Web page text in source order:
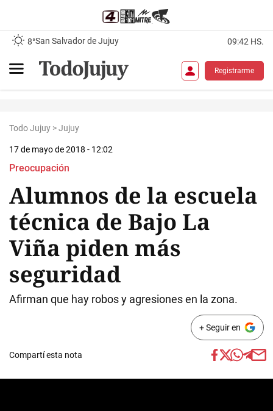
8°San Salvador de Jujuy 09:42 HS.
Registrarme
Todo Jujuy >Jujuy
17 de mayo de 2018 - 12:02
Preocupación
Alumnos de la escuela
técnica de Bajo La
Viña piden más
seguridad
Afirman que hay robos y agresiones en la zona.
+ Seguir en
Compartí esta nota